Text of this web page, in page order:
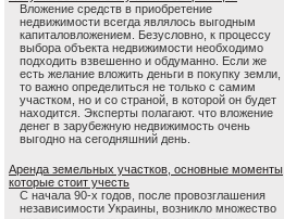
Вложение средств в приобретение
недвижимости всегда являлось выгодным
капиталовложением. Безусловно, к процессу
выбора объекта недвижимости необходимо
подходить взвешенно и обдуманно. Если же
есть желание вложить деньги в покупку земли,
то важно определиться не только с самим
участком, но и со страной, в которой он будет
находится. Эксперты полагают. что вложение
денег в зарубежную недвижимость очень
выгодно на сегодняшний день.
Аренда земельных участков, основные моменты,
которые стоит учесть
С начала 90-х годов, после провозглашения
независимости Украины, возникло множество